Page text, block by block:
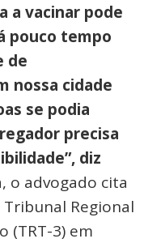
a vacinar pode
pouco tempo
de
nossa cidade
se podia
precisa
diz
o advogado cita
Regional
(TRT-3) em